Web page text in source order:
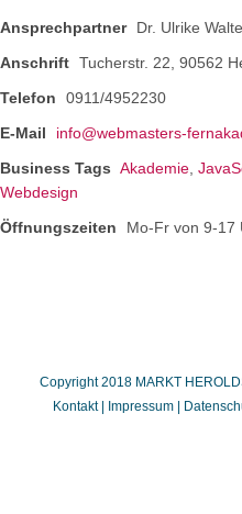
Ansprechpartner
Dr. Ulrike
Anschrift Tucherstr. 22, 90562
Telefon
0911/4952230
E-Mail
info@webmasters-
Business Tags Akademie
Webdesign
Öffnungszeiten
Mo-Fr von 9-17
Copyright 2018 MARKT
Kontakt
Impressum|